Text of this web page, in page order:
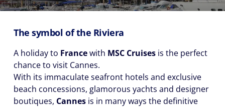
The symbol of the Riviera
A holiday to Francewith MSC Cruises is the perfect
chance to visit Cannes.
With its immaculate seafront hotels and exclusive
beach concessions, glamorous yachts and designer
boutiques, Cannes is in many ways the definitive